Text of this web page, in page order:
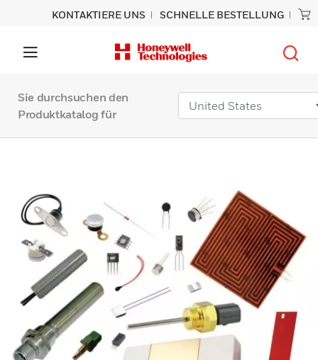
KONTAKTIERE UNS SCHNELLE BESTELLUNG
Sie durchsuchen den
Produktkatalog für